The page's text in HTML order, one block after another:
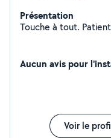
Présentation
Touche à tout.
Aucun avis pour
Voir le